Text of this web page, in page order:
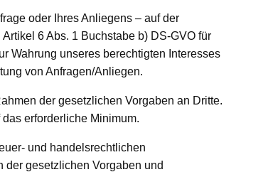
oder Ihres Anliegens – auf der
6 Abs. 1 Buchstabe b) DS-GVO für
Wahrung unseres berechtigten Interesses
von Anfragen/Anliegen.
der gesetzlichen Vorgaben an Dritte.
erforderliche Minimum.
und handelsrechtlichen
der gesetzlichen Vorgaben und